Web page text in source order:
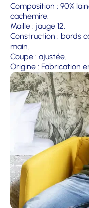
Composition : 90%
cachemire.
Maille : jauge 12.
Construction : bords
main.
Coupe : ajustée.
Origine : Fabrication